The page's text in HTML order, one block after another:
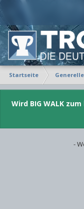
Startseite
Wird BIG WALK
-